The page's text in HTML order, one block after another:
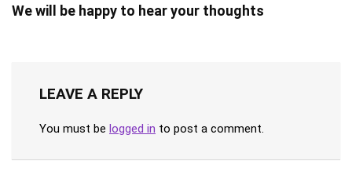
We will be happy to hear your thoughts
LEAVE A REPLY
You must be logged in to post a comment.